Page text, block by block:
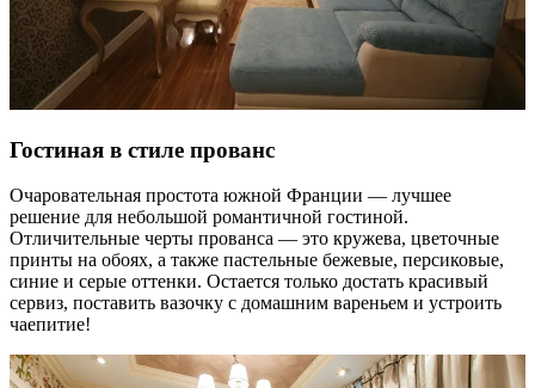
Гостиная в стиле прованс
Очаровательная простота южной Франции — лучшее
решение для небольшой романтичной гостиной.
Отличительные черты прованса — это кружева, цветочные
принты на обоях, а также пастельные бежевые, персиковые,
синие и серые оттенки. Остается только достать красивый
сервиз, поставить вазочку с домашним вареньем и устроить
чаепитие!